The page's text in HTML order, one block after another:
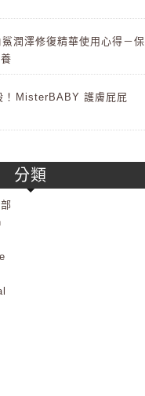
潤澤修復精華使用心得－保
！MisterBABY 護膚屁屁
分類